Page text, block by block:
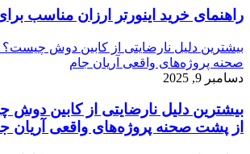
راهنمای خرید اینورتر ارزان مناسب
بیشترین دلیل نارضایتی از کابین دوش
صحنه پروژه‌های واقعی آریان جام
دسامبر 9, 2025
بیشترین دلیل نارضایتی از کابین
از پشت صحنه پروژه‌های واقعی آریان